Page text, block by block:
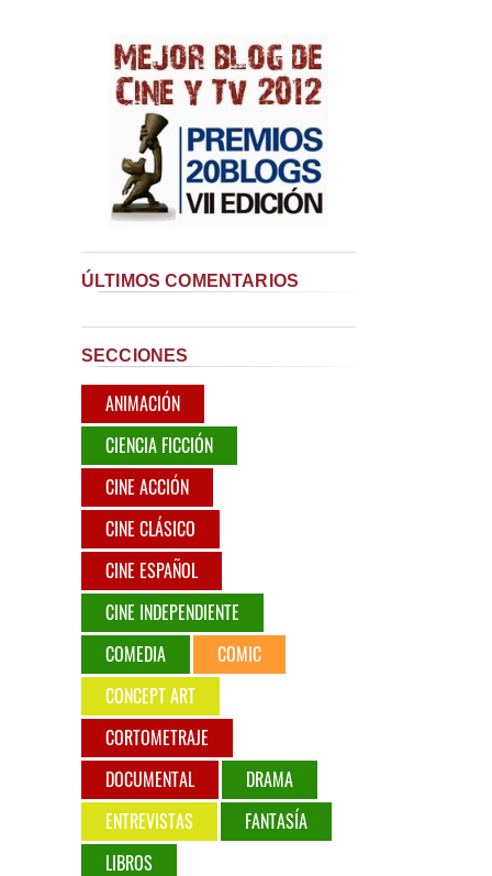
ÚLTIMOS COMENTARIOS
SECCIONES
ANIMACIÓN
CIENCIA FICCIÓN
CINE ACCIÓN
CINE CLÁSICO
CINE ESPAÑOL
CINE INDEPENDIENTE
COMEDIA
COMIC
CONCEPT ART
CORTOMETRAJE
DOCUMENTAL
DRAMA
ENTREVISTAS
FANTASÍA
LIBROS